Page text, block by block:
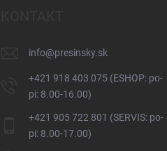
info@presinsky.sk
+421 918 403 075 (ESHOP: po-
pi: 8.00-16.00)
+421 905 722 801 (SERVIS: po-
pi: 8.00-17.00)